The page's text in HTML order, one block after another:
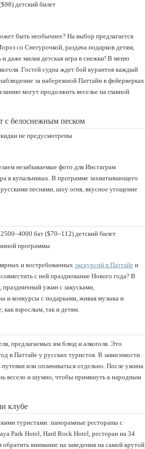
детский билет
быть необычнее? На выбор предлагается
со Снегурочкой, раздача подарков детям,
и даже милая детская игра в снежки! В меню
Гостей судна ждет бой курантов каждый
за набережной Паттайи в фейерверках
могут продолжить веселье на главной
с белоснежным песком
не предусмотрены
незабываемые фото для Инстаграм
в купальниках. В программе захватывающего
песнями, шоу огня, вкусное угощение
бат ($70–112) детский билет
программы
и востребованных экскурсий в Паттайеи
с ней празднование Нового года? В
ужин с закусками,
и конкурсы с подарками, живая музыка и
взрослым, так и детям.
предлагаемых им блюд и алкоголя. Это
в Паттайе у русских туристов. В зависимости
или оплачиваться отдельно. После ужина
весело и шумно, чтобы примкнуть к народным
клубе
туристами: панорамные рестораны с
Park Hotel, Hard Rock Hotel, ресторан на 34
обратить внимание на заведения на самой крутой